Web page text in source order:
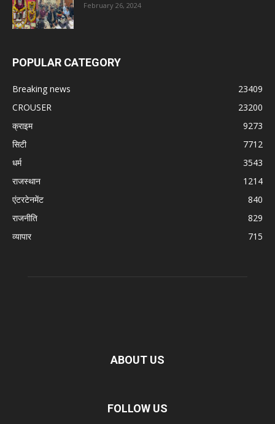
February 26, 2024
POPULAR CATEGORY
Breaking news
23409
CROUSER
23200
क्राइम
9273
सिटी
7712
धर्म
3543
राजस्थान
1214
एंटरटेनमेंट
840
राजनीति
829
व्यापार
715
ABOUT US
FOLLOW US